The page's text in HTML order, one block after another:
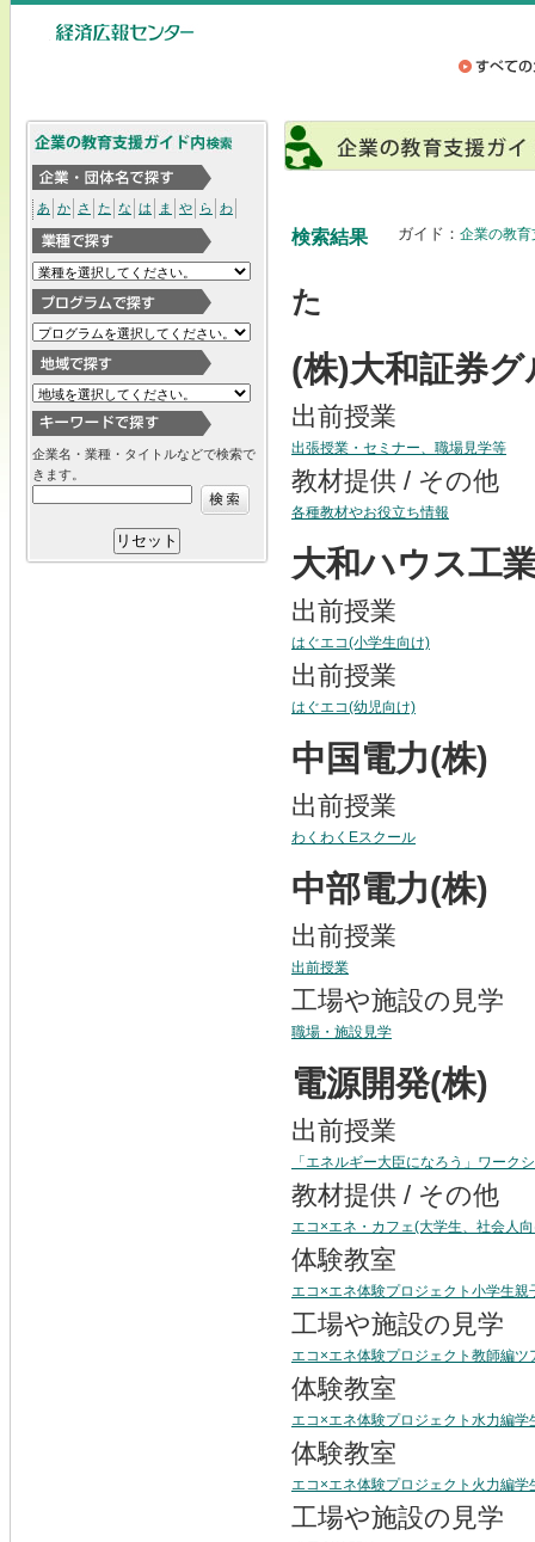
あ か さ た な は ま や ら わ
企業名・業種・タイトルなどで検索で
きます。
検索結果 ガイド： 企業の教
た
(株)大和証券
出前授業
出張授業・セミナー、職場見学等
教材提供 / その他
各種教材やお役立ち情報
大和ハウス工
出前授業
はぐエコ(小学生向け)
出前授業
はぐエコ(幼児向け)
中国電力(株)
出前授業
わくわくEスクール
中部電力(株)
出前授業
出前授業
工場や施設の見学
職場・施設見学
電源開発(株)
出前授業
「エネルギー大臣になろう」ワーク
教材提供 / その他
エコ×エネ・カフェ(大学生、社会人
体験教室
エコ×エネ体験プロジェクト小学生親
工場や施設の見学
エコ×エネ体験プロジェクト教師編ツ
体験教室
エコ×エネ体験プロジェクト水力編学
体験教室
エコ×エネ体験プロジェクト火力編学
工場や施設の見学